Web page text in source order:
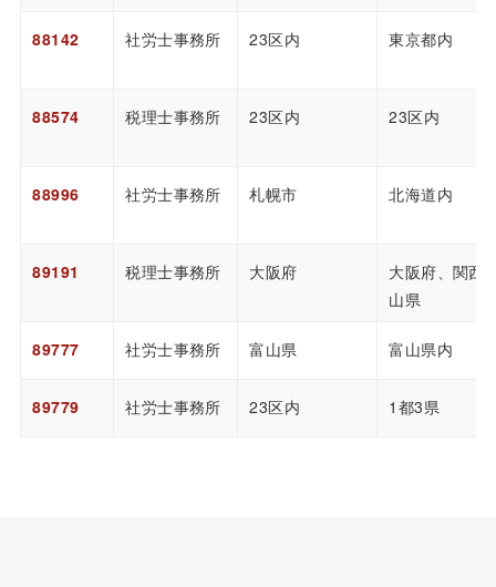
88142 社労士事務所 23区内 東京都内
88574 税理士事務所 23区内 23区内
88996 社労士事務所 札幌市 北海道内
89191 税理士事務所 大阪府
大阪府、関西
山県
89777 社労士事務所 富山県 富山県内
89779 社労士事務所 23区内 1都3県